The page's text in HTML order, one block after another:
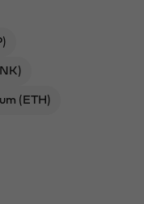
(ETH)